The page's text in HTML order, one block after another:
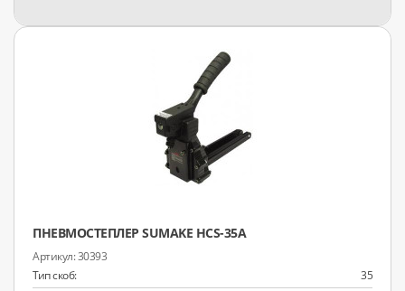
ПНЕВМОСТЕПЛЕР SUMAKE HCS-35A
30393
Тип скоб:
35